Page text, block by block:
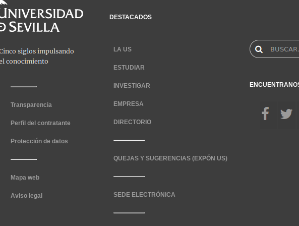
Transparencia
Perfil del contratante
Protección de datos
Mapa web
Aviso legal
DESTACADOS
LA US
ESTUDIAR
INVESTIGAR
EMPRESA
DIRECTORIO
QUEJAS Y SUGERENCIAS (EXPÓN US)
SEDE ELECTRÓNICA